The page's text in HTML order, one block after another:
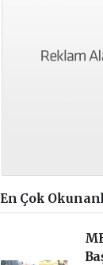
En Çok